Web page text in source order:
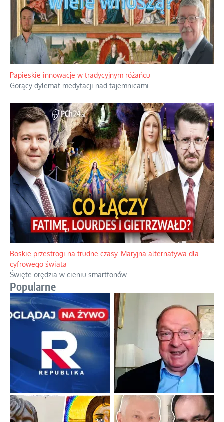
Kamienie i siekiery przeciw czołgom
Gorzka analityka decyzji warszawskich dowódców.
Papieskie innowacje w tradycyjnym różańcu
Gorący dylemat medytacji nad tajemnicami....